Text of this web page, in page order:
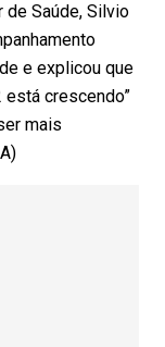
Saúde, Silvio
e explicou que
está crescendo”
mais